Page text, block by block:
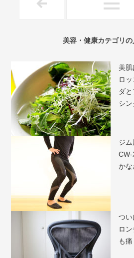
美容・健康カテゴリ
美
ロ
ダ
シ
ジ
かな
つ
ロ
も